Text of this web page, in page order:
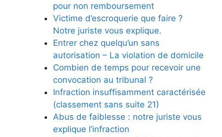
pour non remboursement
Victime d’escroquerie que faire ?
Notre juriste vous explique.
Entrer chez quelqu’un sans
autorisation – La violation de domicile
Combien de temps pour recevoir une
convocation au tribunal ?
Infraction insuffisamment caractérisée
(classement sans suite 21)
Abus de faiblesse : notre juriste vous
explique l’infraction